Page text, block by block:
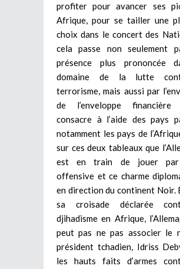
profiter pour avancer ses
Afrique, pour se tailler une
choix dans le concert des
cela passe non seulement
présence plus prononcée
domaine de la lutte
terrorisme, mais aussi par
de l’enveloppe financière
consacre à l’aide des pays
notamment les pays de
sur ces deux tableaux que
est en train de jouer
offensive et ce charme
en direction du continent Noir.
sa croisade déclarée
djihadisme en Afrique,
peut pas ne pas associer le
président tchadien, Idriss
les hauts faits d’armes